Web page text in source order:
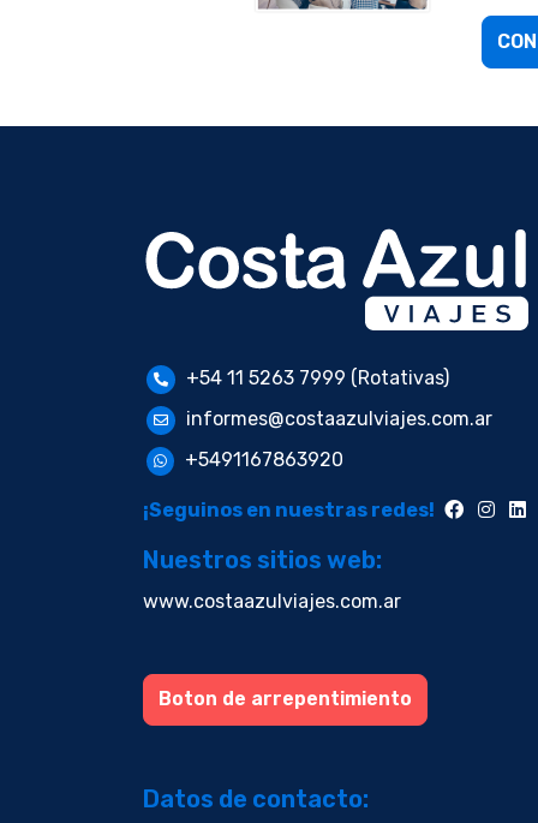
+54 11 5263 7999 (Rotativas)
informes@costaazulviajes.com.ar
+5491167863920
¡Seguinos en nuestras redes!
Nuestros sitios web:
www.costaazulviajes.com.ar
Boton de arrepentimiento
Datos de contacto: